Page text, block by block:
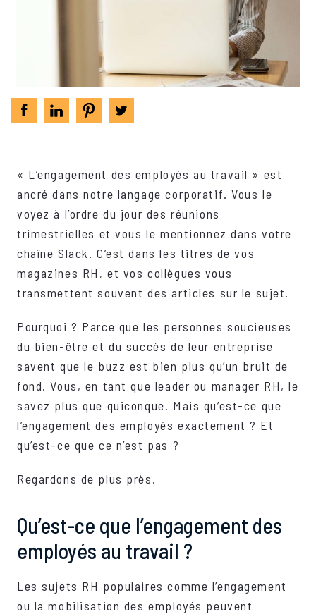
« L’engagement des employés au travail » est
ancré dans notre langage corporatif. Vous le
voyez à l’ordre du jour des réunions
trimestrielles et vous le mentionnez dans votre
chaîne Slack. C’est dans les titres de vos
magazines RH, et vos collègues vous
transmettent souvent des articles sur le sujet.
Pourquoi ? Parce que les personnes soucieuses
du bien-être et du succès de leur entreprise
savent que le buzz est bien plus qu’un bruit de
fond. Vous, en tant que leader ou manager RH, le
savez plus que quiconque. Mais qu’est-ce que
l’engagement des employés exactement ? Et
qu’est-ce que ce n’est pas ?
Regardons de plus près.
Qu’est-ce que l’engagement des
employés au travail ?
Les sujets RH populaires comme l’engagement
ou la mobilisation des employés peuvent